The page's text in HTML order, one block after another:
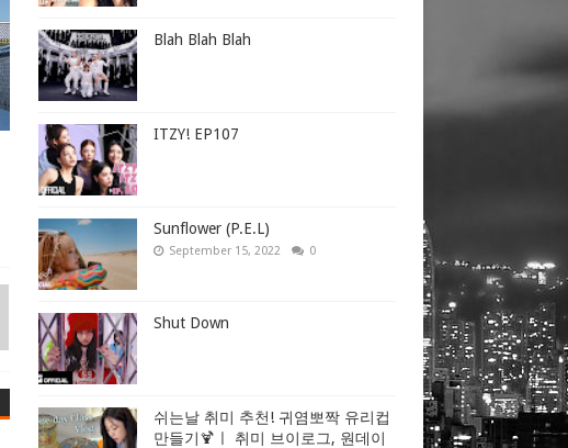
Blah Blah Blah
ITZY! EP107
Sunflower (P.E.L)
September 15, 2022 0
Shut Down
쉬는날 취미 추천! 귀염뽀짝 유리컵
만들기🍹ㅣ 취미 브이로그, 원데이